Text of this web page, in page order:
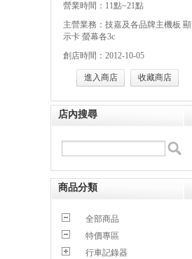
營業時間：11點~21點
主營業務：技嘉及各品牌主機板 顯
示卡 螢幕各3c
創店時間：2012-10-05
進入商店 收藏商店
店內搜尋
商品分類
全部商品
特價專區
行車記錄器